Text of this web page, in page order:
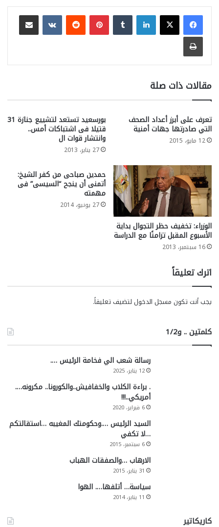
لينكدإن بينتيريست
مشاركة عبر البريد
طباعة
مقالات ذات صلة
تعرف على أبرز أعداد الصحف
التي صادرتها جهات أمنية
12 مايو، 2015
بورسعيد تستعد لتشييع جنازة 31
قتيلا فى اشتباكات أمس..
وانتشار قوات ال
27 يناير، 2013
الوزراء: تخفيف حظر التجوال بداية
الأسبوع المقبل تزامنًا مع الدراسة
16 سبتمبر، 2013
حمدين صباحى من كفر الشيخ:
أتمنى أن ينجح “السيسى” فى
مهمته
27 يونيو، 2014
اترك تعليقاً
يجب أنت تكون مسجل الدخول لتضيف تعليقاً.
كلمتين .. و1/2
رسالة شعب الي فخامة الرئيس ….
12 يناير، 2025
. براءة الكلاب والخفافيش..والكورونا.. مكرونه….
أمريكي..!!!
6 فبراير، 2020
السيد الرئيس ….وحكومتك المغيبه …استقالتكم
…لا تكفي
6 سبتمبر، 2015
الارهاب …والصفقات الهباب
31 يناير، 2015
سياسة… أتلفها…. الهوا
11 يناير، 2014
كاريكاتير